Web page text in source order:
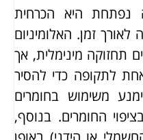
נפתחת היא הכרחית
זמן. האלומיניום
תחזוקה מינימלית, אך
לתקופה כדי להסיר
משימוש בחומרים
החומרים. בנוסף,